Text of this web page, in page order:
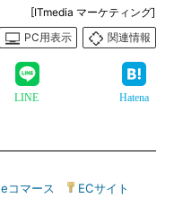
[ITmedia マーケティング]
PC用表示
関連情報
LINE Hatena
eコマース ECサイト